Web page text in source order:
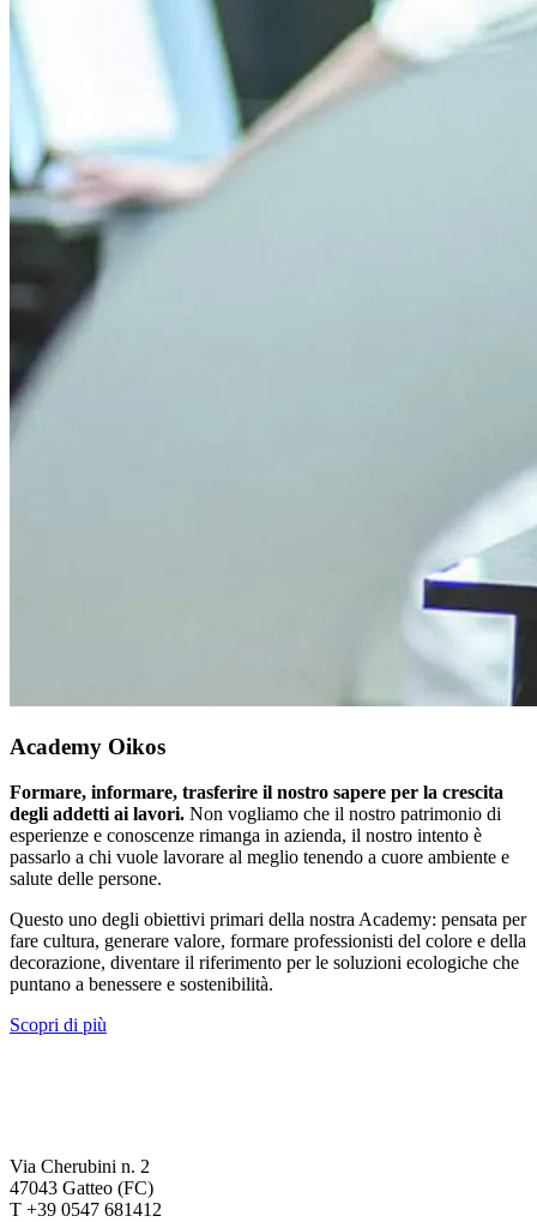
Academy Oikos
Formare, informare, trasferire il nostro sapere per la crescita
degli addetti ai lavori. Non vogliamo che il nostro patrimonio di
esperienze e conoscenze rimanga in azienda, il nostro intento è
passarlo a chi vuole lavorare al meglio tenendo a cuore ambiente e
salute delle persone.
Questo uno degli obiettivi primari della nostra Academy: pensata per
fare cultura, generare valore, formare professionisti del colore e della
decorazione, diventare il riferimento per le soluzioni ecologiche che
puntano a benessere e sostenibilità.
Scopri di più
Via Cherubini n. 2
47043 Gatteo (FC)
T +39 0547 681412